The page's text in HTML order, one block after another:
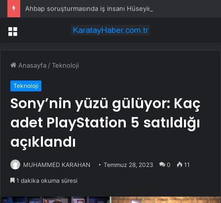
Menü
Anasayfa /Teknoloji
Teknoloji
Sony’nin yüzü gülüyor: Kaç
adet PlayStation 5 satıldığı
açıklandı
MUHAMMED KARAHAN Temmuz 28, 2023 0 11
1 dakika okuma süresi